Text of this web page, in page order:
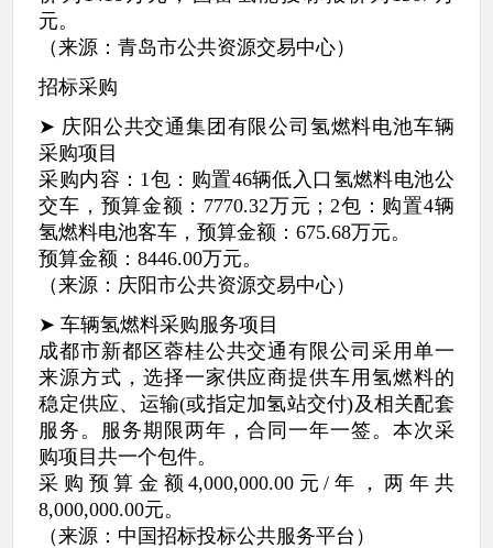
元。
（来源：青岛市公共资源交易中心）
招标采购
➤ 庆阳公共交通集团有限公司氢燃料电池车辆
采购项目
采购内容：1包：购置46辆低入口氢燃料电池公
交车，预算金额：7770.32万元；2包：购置4辆
氢燃料电池客车，预算金额：675.68万元。
预算金额：8446.00万元。
（来源：庆阳市公共资源交易中心）
➤ 车辆氢燃料采购服务项目
成都市新都区蓉桂公共交通有限公司采用单一
来源方式，选择一家供应商提供车用氢燃料的
稳定供应、运输(或指定加氢站交付)及相关配套
服务。服务期限两年，合同一年一签。本次采
购项目共一个包件。
采购预算金额4,000,000.00元/年，两年共
8,000,000.00元。
（来源：中国招标投标公共服务平台）